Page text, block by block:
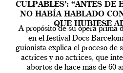
CULPABLES’: “ANTES DE
NO HABÍA HABLADO
QUE HUBIESE
A propósito de su ópera prima
en el festival Docs
guionista explica el proceso de
actrices y no actrices, que
abortos de hace más de 60